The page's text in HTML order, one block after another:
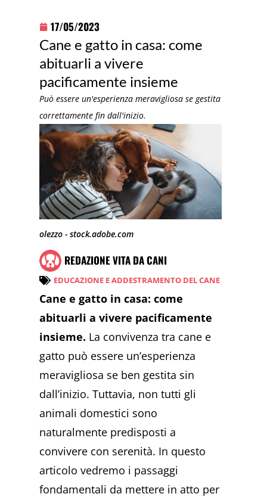
17/05/2023
Cane e gatto in casa: come
abituarli a vivere
pacificamente insieme
Può essere un'esperienza meravigliosa se gestita
correttamente fin dall'inizio.
olezzo - stock.adobe.com
REDAZIONE VITA DA CANI
EDUCAZIONE E ADDESTRAMENTO DEL CANE
Cane e gatto in casa: come
abituarli a vivere pacificamente
insieme. La convivenza tra cane e
gatto può essere un’esperienza
meravigliosa se ben gestita sin
dall’inizio. Tuttavia, non tutti gli
animali domestici sono
naturalmente predisposti a
convivere con serenità. In questo
articolo vedremo i passaggi
fondamentali da mettere in atto per